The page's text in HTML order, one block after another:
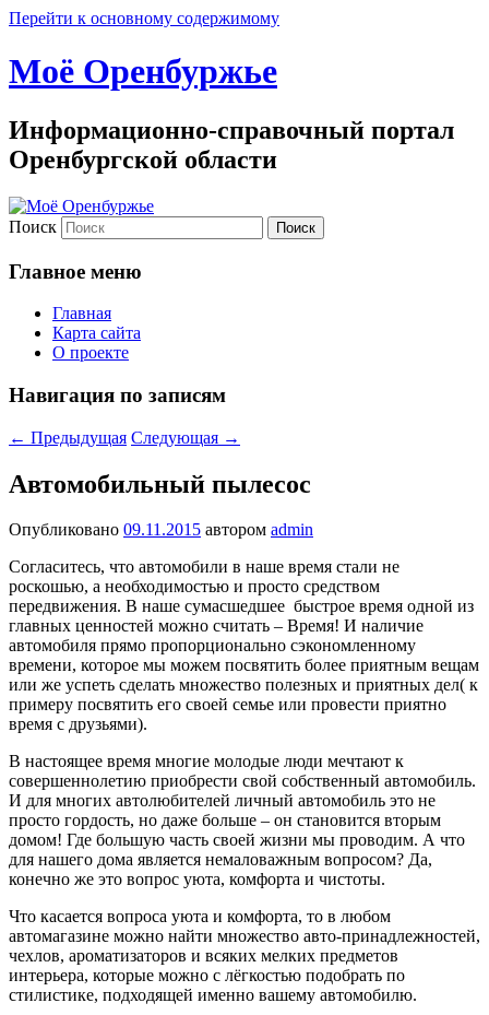
Перейти к основному содержимому
Моё Оренбуржье
Информационно-справочный портал
Оренбургской области
Поиск
Главное меню
Главная
Карта сайта
О проекте
Навигация по записям
← Предыдущая Следующая →
Автомобильный пылесос
Опубликовано 09.11.2015 автором admin
Согласитесь, что автомобили в наше время стали не
роскошью, а необходимостью и просто средством
передвижения. В наше сумасшедшее быстрое время одной из
главных ценностей можно считать – Время! И наличие
автомобиля прямо пропорционально сэкономленному
времени, которое мы можем посвятить более приятным вещам
или же успеть сделать множество полезных и приятных дел( к
примеру посвятить его своей семье или провести приятно
время с друзьями).
В настоящее время многие молодые люди мечтают к
совершеннолетию приобрести свой собственный автомобиль.
И для многих автолюбителей личный автомобиль это не
просто гордость, но даже больше – он становится вторым
домом! Где большую часть своей жизни мы проводим. А что
для нашего дома является немаловажным вопросом? Да,
конечно же это вопрос уюта, комфорта и чистоты.
Что касается вопроса уюта и комфорта, то в любом
автомагазине можно найти множество авто-принадлежностей,
чехлов, ароматизаторов и всяких мелких предметов
интерьера, которые можно с лёгкостью подобрать по
стилистике, подходящей именно вашему автомобилю.